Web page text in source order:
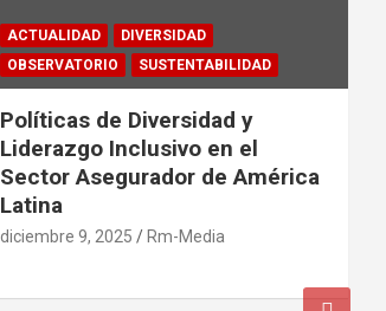
ACTUALIDAD
DIVERSIDAD
OBSERVATORIO
SUSTENTABILIDAD
Políticas de Diversidad y
Liderazgo Inclusivo en el
Sector Asegurador de América
Latina
diciembre 9, 2025 Rm-Media